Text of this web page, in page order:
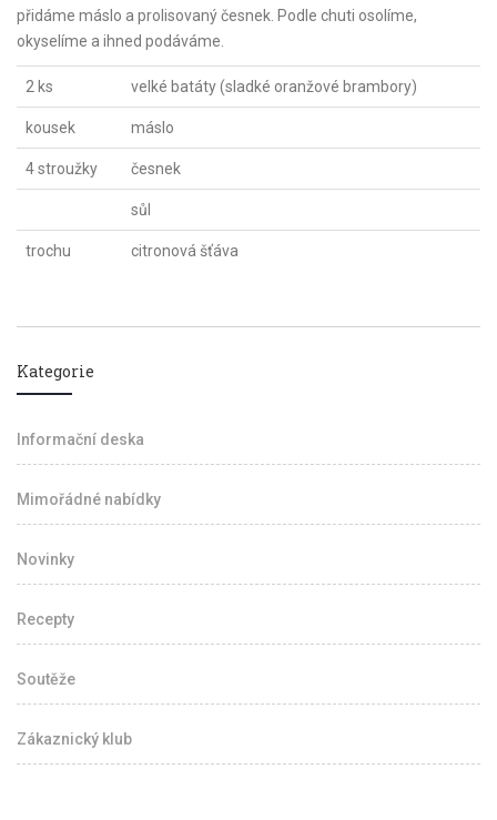
přidáme máslo a prolisovaný česnek. Podle chuti osolíme,
okyselíme a ihned podáváme.
2 ks velké batáty (sladké oranžové brambory)
kousek máslo
4 stroužky česnek
sůl
trochu citronová šťáva
Kategorie
Informační deska
Mimořádné nabídky
Novinky
Recepty
Soutěže
Zákaznický klub